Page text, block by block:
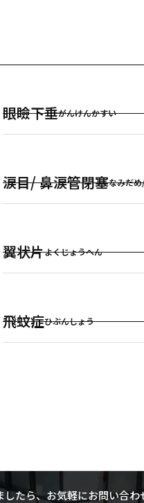
眼瞼下垂がんけんかすい
涙目/ 鼻涙管閉塞なみだ
翼状片よくじょうへん
飛蚊症ひぶんしょう
たら、お気軽にお問い合わ